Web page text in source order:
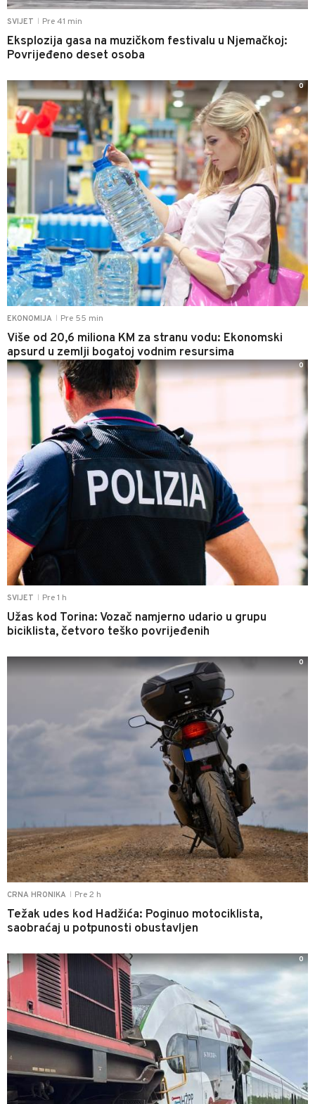
SVIJET Pre 41 min
Eksplozija gasa na muzičkom festivalu u Njemačkoj:
Povrijeđeno deset osoba
EKONOMIJA Pre 55 min
Više od 20,6 miliona KM za stranu vodu: Ekonomski
apsurd u zemlji bogatoj vodnim resursima
0
SVIJET Pre 1 h
Užas kod Torina: Vozač namjerno udario u grupu
biciklista, četvoro teško povrijeđenih
0
CRNA HRONIKA Pre 2 h
Težak udes kod Hadžića: Poginuo motociklista,
saobraćaj u potpunosti obustavljen
0
0